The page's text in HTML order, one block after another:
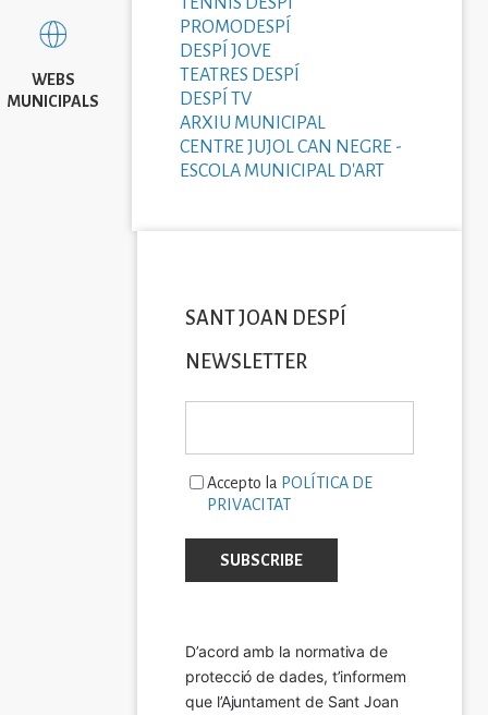
WEBS
MUNICIPALS
PROMODESPÍ
DESPÍ JOVE
TEATRES DESPÍ
DESPÍ TV
ARXIU MUNICIPAL
CENTRE JUJOL CAN NEGRE -
ESCOLA MUNICIPAL D'ART
SANT JOAN DESPÍ
NEWSLETTER
Accepto la POLÍTICA DE
PRIVACITAT
D’acord amb la normativa de
protecció de dades, t’informem
que l’Ajuntament de Sant Joan